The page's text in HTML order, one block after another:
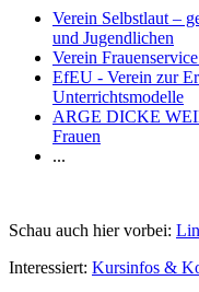
Verein Selbstlaut –
und Jugendlichen
Verein
EfEU - Verein zur
Unterrichtsmodelle
ARGE DICKE
Frauen
...
Schau auch hier vorbei:
Interessiert: Kursinfos &